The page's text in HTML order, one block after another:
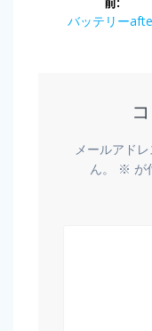
バッテリー
メールアド
ん。
※ が